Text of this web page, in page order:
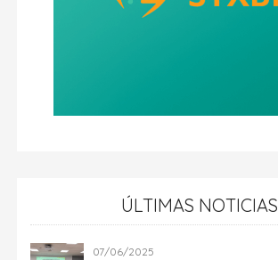
ÚLTIMAS NOTICIAS
07/06/2025